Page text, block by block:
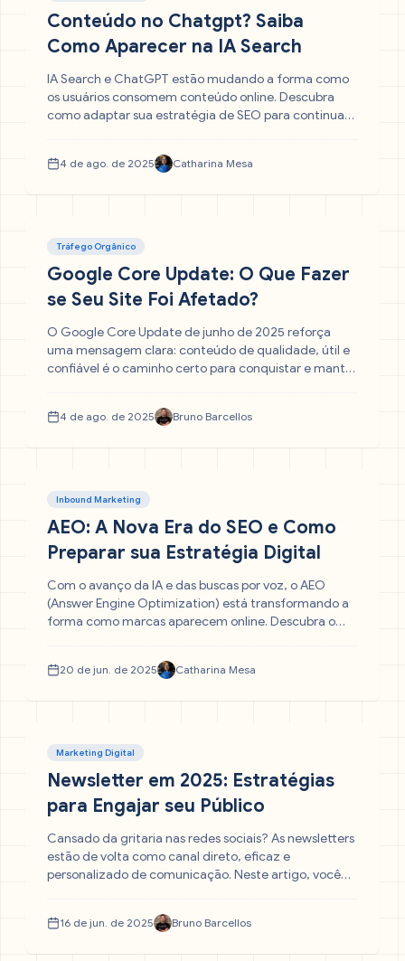
Conteúdo no Chatgpt? Saiba
Como Aparecer na IA Search
IA Search e ChatGPT estão mudando a forma como
os usuários consomem conteúdo online. Descubra
como adaptar sua estratégia de SEO para continuar
mecanismos de busca baseados em inteligência
artificial.
4 de ago. de 2025 Catharina Mesa
Tráfego Orgânico
Google Core Update: O Que Fazer
se Seu Site Foi Afetado?
O Google Core Update de junho de 2025 reforça
uma mensagem clara: conteúdo de qualidade, útil e
confiável é o caminho certo para conquistar e manter
atualização nesse artigo.
4 de ago. de 2025 Bruno Barcellos
Inbound Marketing
AEO: A Nova Era do SEO e Como
Preparar sua Estratégia Digital
Com o avanço da IA e das buscas por voz, o AEO
(Answer Engine Optimization) está transformando a
forma como marcas aparecem online. Descubra o
sua empresa precisa se adaptar agora.
20 de jun. de 2025 Catharina Mesa
Marketing Digital
Newsletter em 2025: Estratégias
para Engajar seu Público
Cansado da gritaria nas redes sociais? As newsletters
estão de volta como canal direto, eficaz e
personalizado de comunicação. Neste artigo, você
ser tendência e como aplicar essa estratégia para
fortalecer o relacionamento com seu público e gerar
16 de jun. de 2025 Bruno Barcellos